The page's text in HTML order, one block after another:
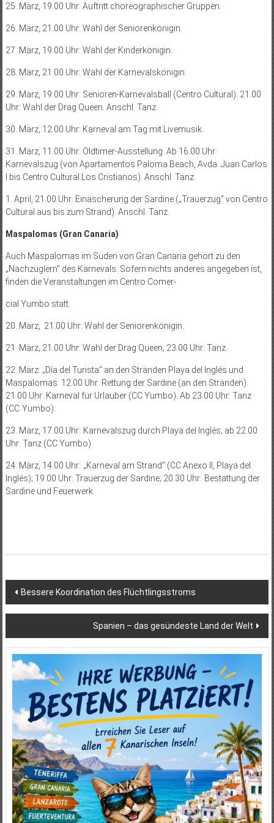
25. März, 19.00 Uhr: Auftritt choreographischer Gruppen.
26. März, 21.00 Uhr: Wahl der Seniorenkönigin.
27. März, 19.00 Uhr: Wahl der Kinderkönigin.
28. März, 21.00 Uhr: Wahl der Karnevalskönigin.
29. März, 19.00 Uhr: Senioren-Karnevalsball (Centro Cultural). 21.00
Uhr: Wahl der Drag Queen. Anschl. Tanz.
30. März, 12.00 Uhr: Karneval am Tag mit Livemusik.
31. März, 11.00 Uhr: Oldtimer-Ausstellung. Ab 16.00 Uhr:
Karnevalszug (von Apartamentos Paloma Beach, Avda. Juan Carlos
I bis Centro Cultural Los Cristianos). Anschl. Tanz.
1. April, 21.00 Uhr: Einäscherung der Sardine („Trauerzug“ von Centro
Cultural aus bis zum Strand). Anschl. Tanz.
Maspalomas (Gran Canaria)
Auch Maspalomas im Süden von Gran Canaria gehört zu den
„Nachzüglern“ des Karnevals. Sofern nichts anderes angegeben ist,
finden die Veranstaltungen im Centro Comer­-
cial Yumbo statt.
20. März, 21.00 Uhr: Wahl der Seniorenkönigin.
21. März, 21.00 Uhr: Wahl der Drag Queen; 23.00 Uhr: Tanz.
22. März: „Día del Turista“ an den Stränden Playa del Inglés und
Maspalomas. 12.00 Uhr: Rettung der Sardine (an den Stränden).
21.00 Uhr: Karneval für Urlauber (CC Yumbo). Ab 23.00 Uhr: Tanz
(CC Yumbo).
23. März, 17.00 Uhr: Karnevalszug durch Playa del Inglés; ab 22.00
Uhr: Tanz (CC Yumbo).
24. März, 14.00 Uhr: „Karneval am Strand“ (CC Anexo II, Playa del
Inglés); 19.00 Uhr: Trauerzug der Sardine; 20.30 Uhr: Bestattung der
Sardine und Feuerwerk.
Beitragsnavigation
Bessere Koordination des Flüchtlingsstroms
Spanien – das gesündeste Land der Welt